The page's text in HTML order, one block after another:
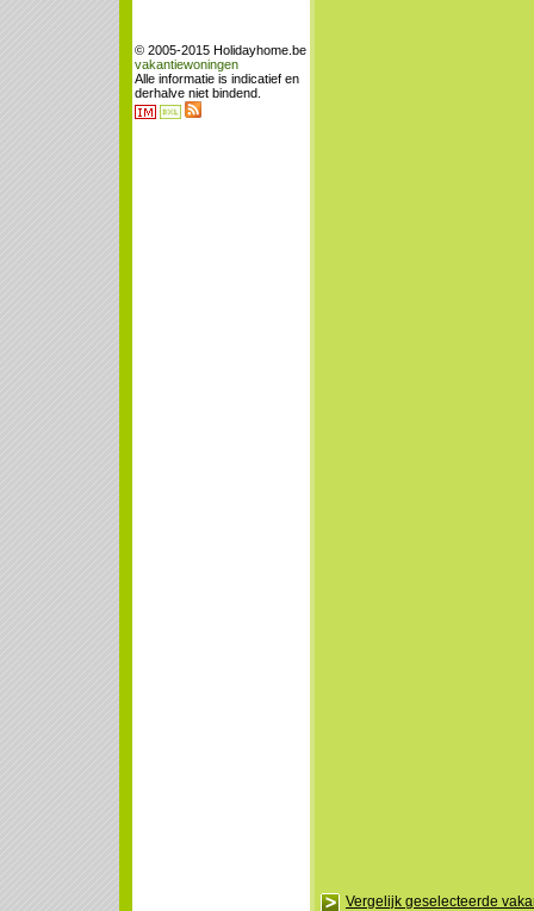
© 2005-2015 Holidayhome.be
vakantiewoningen
Alle informatie is indicatief en
derhalve niet bindend.
Vergelijk geselecteerde